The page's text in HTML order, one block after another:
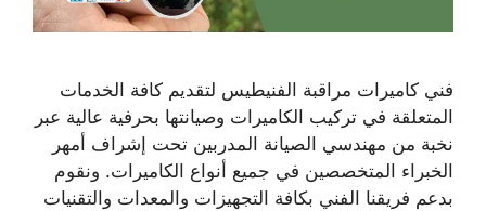
فني كاميرات مراقبة الفنيطيس لتقديم كافة الخدمات
المتعلقة في تركيب الكاميرات وصيانتها بحرفية عالية عبر
نخبة من مهندسي الصيانة المدربين تحت إشراف أمهر
الخبراء المتخصصين في جميع أنواع الكاميرات. ونقوم
بدعم فريقنا الفني بكافة التجهيزات والمعدات والتقنيات